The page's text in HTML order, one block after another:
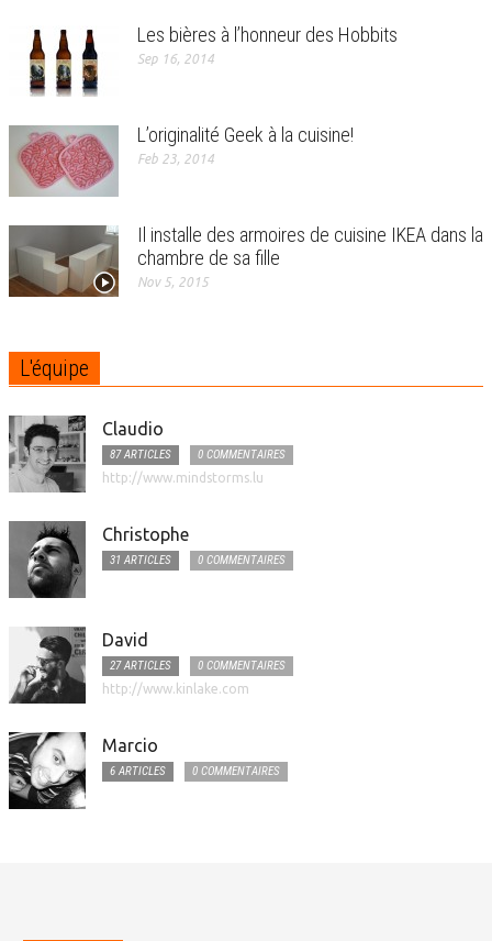
Les bières à l’honneur des Hobbits
Sep 16, 2014
L’originalité Geek à la cuisine!
Feb 23, 2014
Il installe des armoires de cuisine IKEA dans la
chambre de sa fille
Nov 5, 2015
L'équipe
Claudio
87 ARTICLES
0 COMMENTAIRES
http://www.mindstorms.lu
Christophe
31 ARTICLES 0 COMMENTAIRES
David
27 ARTICLES
0 COMMENTAIRES
http://www.kinlake.com
Marcio
6 ARTICLES 0 COMMENTAIRES